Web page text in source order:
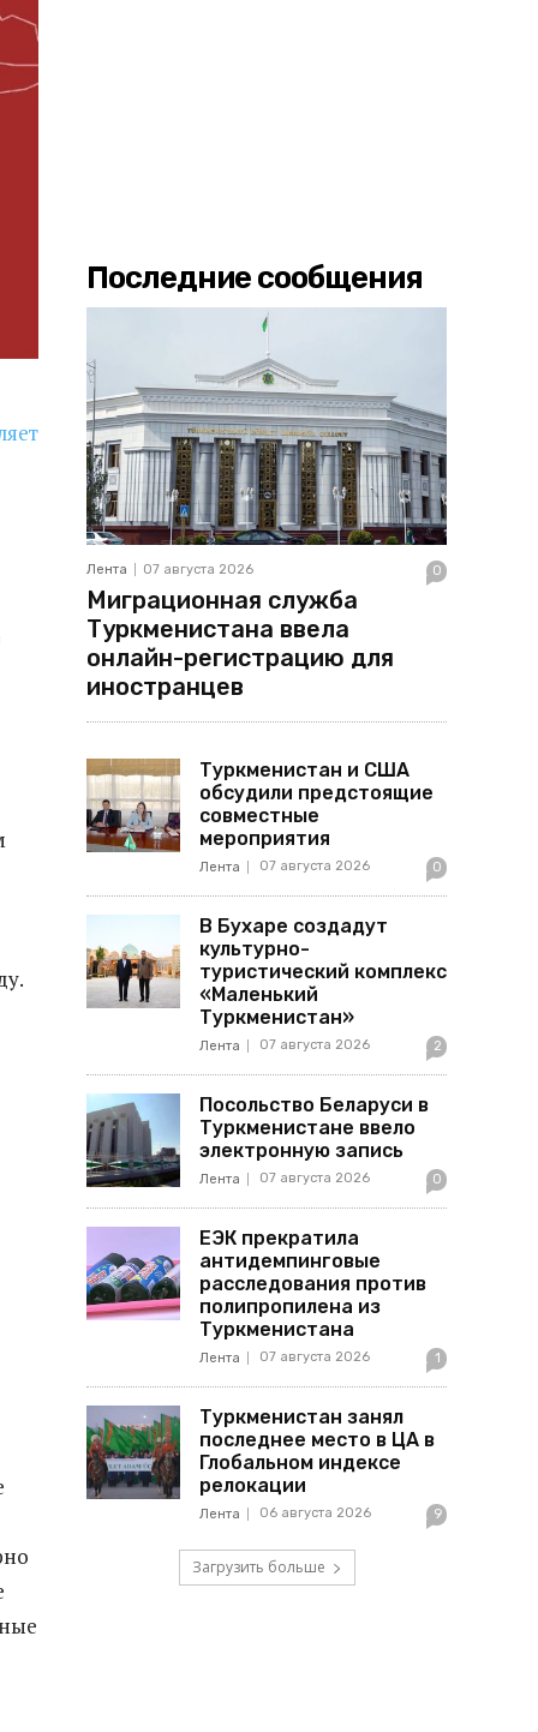
Последние сообщения
Лента 07 августа 2026 0
Миграционная служба
Туркменистана ввела
онлайн-регистрацию для
иностранцев
Туркменистан и США
обсудили предстоящие
совместные
мероприятия
Лента 07 августа 2026 0
В Бухаре создадут
культурно-
туристический комплекс
«Маленький
Туркменистан»
Лента 07 августа 2026 2
Посольство Беларуси в
Туркменистане ввело
электронную запись
Лента 07 августа 2026 0
ЕЭК прекратила
антидемпинговые
расследования против
полипропилена из
Туркменистана
Лента 07 августа 2026 1
Туркменистан занял
последнее место в ЦА в
Глобальном индексе
релокации
Лента 06 августа 2026 9
Загрузить больше